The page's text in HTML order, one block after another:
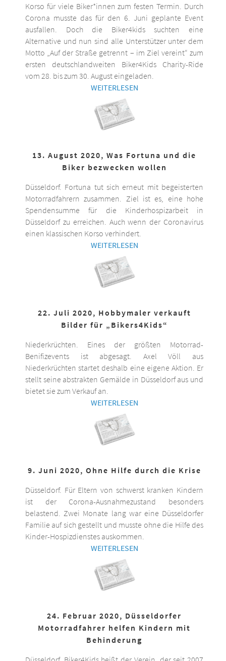
Korso für viele Biker*innen zum festen Termin. Durch
Corona musste das für den 6. Juni geplante Event
ausfallen. Doch die Biker4kids suchten eine
Alternative und nun sind alle Unterstützer unter dem
Motto „Auf der Straße getrennt – im Ziel vereint“ zum
ersten deutschlandweiten Biker4Kids Charity-Ride
vom 28. bis zum 30. August eingeladen.
WEITERLESEN
13. August 2020, Was Fortuna und die
Biker bezwecken wollen
Düsseldorf. Fortuna tut sich erneut mit begeisterten
Motorradfahrern zusammen. Ziel ist es, eine hohe
Spendensumme für die Kinderhospizarbeit in
Düsseldorf zu erreichen. Auch wenn der Coronavirus
einen klassischen Korso verhindert.
WEITERLESEN
22. Juli 2020, Hobbymaler verkauft
Bilder für „Bikers4Kids“
Niederkrüchten. Eines der größten Motorrad-
Benifizevents ist abgesagt. Axel Völl aus
Niederkrüchten startet deshalb eine eigene Aktion. Er
stellt seine abstrakten Gemälde in Düsseldorf aus und
bietet sie zum Verkauf an.
WEITERLESEN
9. Juni 2020, Ohne Hilfe durch die Krise
Düsseldorf. Für Eltern von schwerst kranken Kindern
ist der Corona-Ausnahmezustand besonders
belastend. Zwei Monate lang war eine Düsseldorfer
Familie auf sich gestellt und musste ohne die Hilfe des
Kinder-Hospizdienstes auskommen.
WEITERLESEN
24. Februar 2020, Düsseldorfer
Motorradfahrer helfen Kindern mit
Behinderung